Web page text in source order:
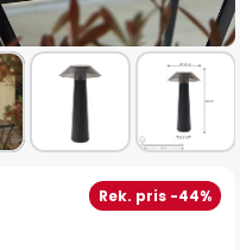
Rek. pris -44%